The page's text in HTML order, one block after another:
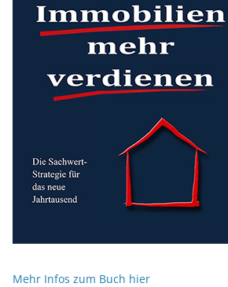
Mehr Infos zum Buch hier